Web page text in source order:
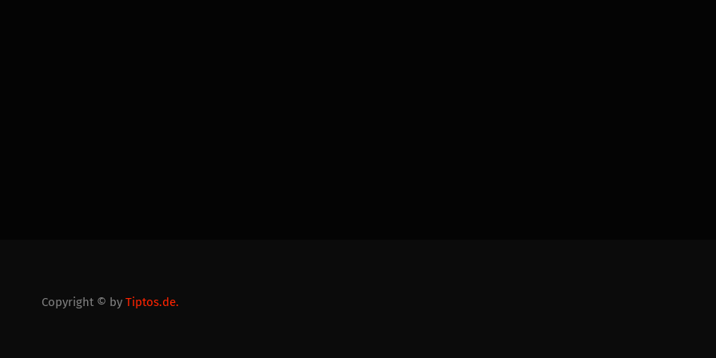
Copyright © by Tiptos.de.